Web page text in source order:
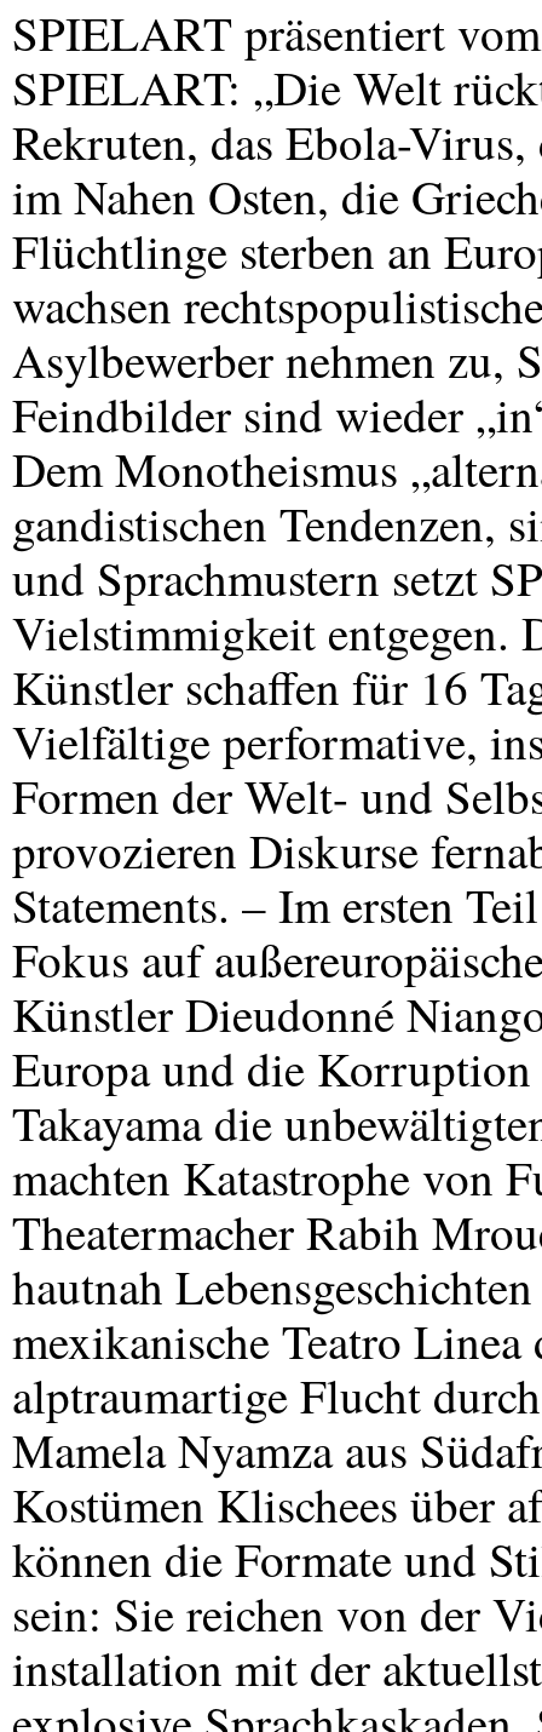
SPIELARTpräsentiert
SPIELART: „Die Welt
Rekruten, das Ebola-
im Nahen Osten, die
Flüchtlinge sterben an
wachsen
Asylbewerber nehmen zu,
Feindbilder sind wieder
Dem Monotheismus
gandistischen Tendenzen,
und Sprachmustern setzt
Vielstimmigkeit entgegen.
Künstler schaffen für 16
Vielfältige performative,
Formen der Welt- und
provozieren Diskurse
Statements. – Im ersten
Fokus auf
Künstler Dieudonné
Europa und die
Takayama die
machten Katastrophe von
Theatermacher Rabih
hautnah
mexikanische Teatro
alptraumartige Flucht
Mamela Nyamza aus
Kostümen Klischees über
können die Formate und
sein: Sie reichen von der
installation mit der